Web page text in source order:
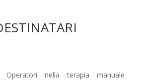
Operatori nella terapia manuale